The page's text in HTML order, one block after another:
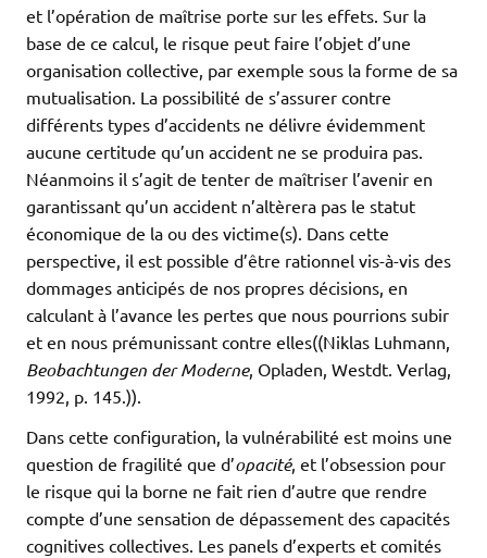
et l’opération de maîtrise porte sur les effets. Sur la
base de ce calcul, le risque peut faire l’objet d’une
organisation collective, par exemple sous la forme de sa
mutualisation. La possibilité de s’assurer contre
différents types d’accidents ne délivre évidemment
aucune certitude qu’un accident ne se produira pas.
Néanmoins il s’agit de tenter de maîtriser l’avenir en
garantissant qu’un accident n’altèrera pas le statut
économique de la ou des victime(s). Dans cette
perspective, il est possible d’être rationnel vis-à-vis des
dommages anticipés de nos propres décisions, en
calculant à l’avance les pertes que nous pourrions subir
et en nous prémunissant contre elles((Niklas Luhmann,
Beobachtungen der Moderne, Opladen, Westdt. Verlag,
1992, p. 145.)).
Dans cette configuration, la vulnérabilité est moins une
question de fragilité que d’opacité, et l’obsession pour
le risque qui la borne ne fait rien d’autre que rendre
compte d’une sensation de dépassement des capacités
cognitives collectives. Les panels d’experts et comités